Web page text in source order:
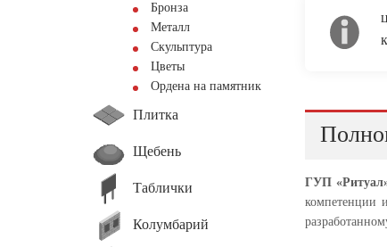
Бронза
Металл
Скульптура
Цветы
Ордена на памятник
Плитка
Щебень
Таблички
Колумбарий
ГУП
компетенции